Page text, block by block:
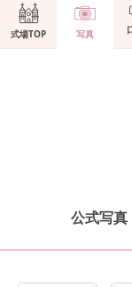
式場TOP 写真
公式写真